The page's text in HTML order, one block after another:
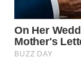
PADANG
WN